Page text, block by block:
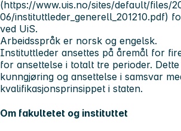
(https://www.uis.no/sites/default/files/
06/instituttleder_generell_201210.pdf)
ved UiS.
Arbeidsspråk er norsk og engelsk.
Instituttleder ansettes på åremål for
for ansettelse i totalt tre perioder.
kunngjøring og ansettelse i samsvar
kvalifikasjonsprinsippet i staten.
Om fakultetet og instituttet